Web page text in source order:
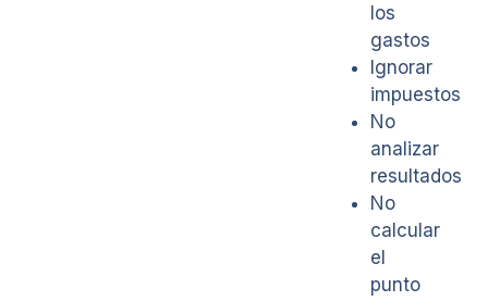
los
gastos
Ignorar
impuestos
No
analizar
resultados
No
calcular
el
punto